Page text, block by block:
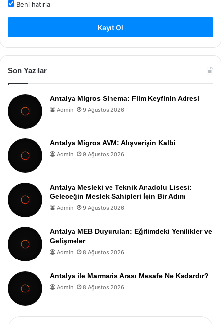
Beni hatırla
Kayıt Ol
Son Yazılar
Antalya Migros Sinema: Film Keyfinin Adresi
Admin 9 Ağustos 2026
Antalya Migros AVM: Alışverişin Kalbi
Admin 9 Ağustos 2026
Antalya Mesleki ve Teknik Anadolu Lisesi:
Geleceğin Meslek Sahipleri İçin Bir Adım
Admin 9 Ağustos 2026
Antalya MEB Duyuruları: Eğitimdeki Yenilikler ve
Gelişmeler
Admin 8 Ağustos 2026
Antalya ile Marmaris Arası Mesafe Ne Kadardır?
Admin 8 Ağustos 2026